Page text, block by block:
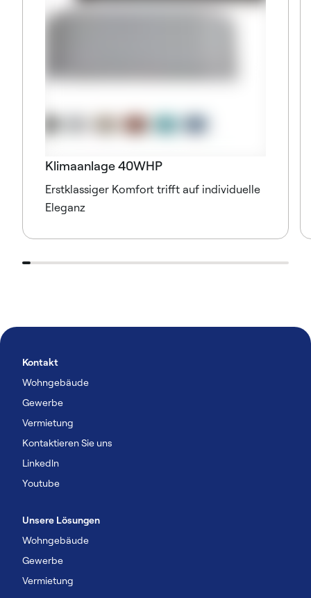
Klimaanlage 40WHP
Erstklassiger Komfort trifft auf individuelle
Eleganz
Kontakt
Wohngebäude
Gewerbe
Vermietung
Kontaktieren Sie uns
Linkedln
Youtube
Unsere Lösungen
Wohngebäude
Gewerbe
Vermietung